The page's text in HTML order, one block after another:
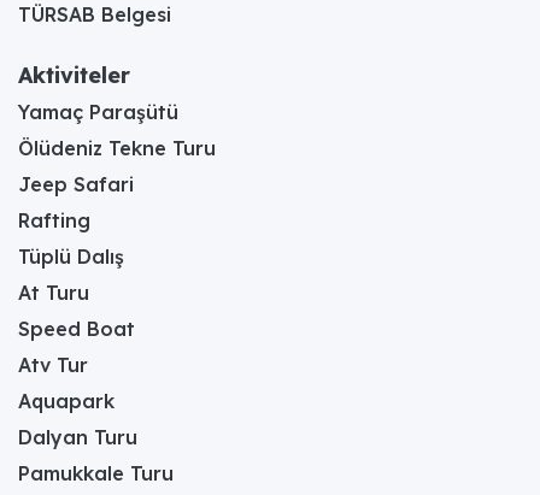
TÜRSAB Belgesi
Aktiviteler
Yamaç Paraşütü
Ölüdeniz Tekne Turu
Jeep Safari
Rafting
Tüplü Dalış
At Turu
Speed Boat
Atv Tur
Aquapark
Dalyan Turu
Pamukkale Turu